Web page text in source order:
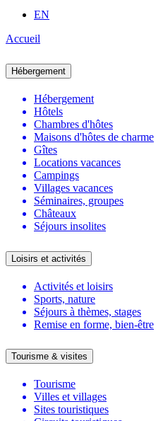
EN
Accueil
Hébergement
Hébergement
Hôtels
Chambres d'hôtes
Maisons d'hôtes de charme
Gîtes
Locations vacances
Campings
Villages vacances
Séminaires, groupes
Châteaux
Séjours insolites
Loisirs et activités
Activités et loisirs
Sports, nature
Séjours à thèmes, stages
Remise en forme, bien-être
Tourisme & visites
Tourisme
Villes et villages
Sites touristiques